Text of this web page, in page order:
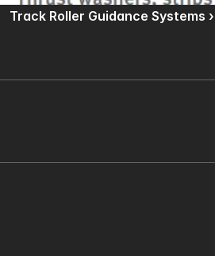
Track Roller Guidance Systems ›